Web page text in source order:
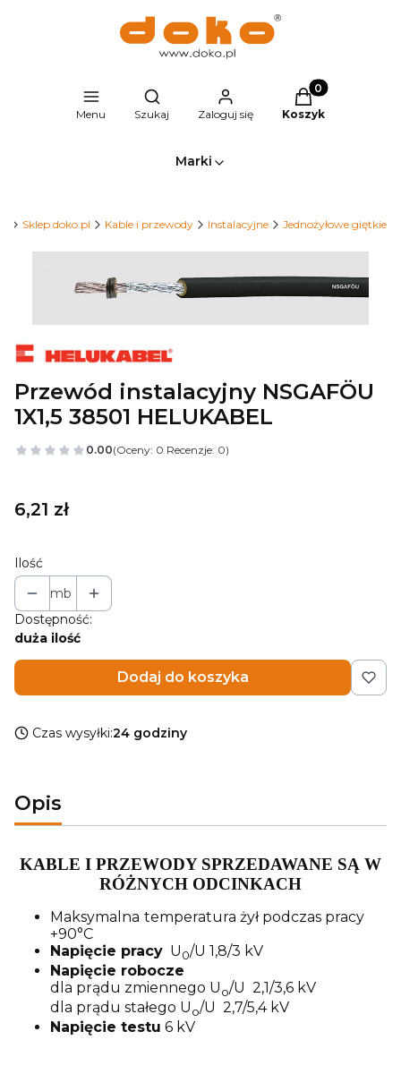
Menu
Otwórz wyszukiwarkę
Szukaj Zaloguj się
Produkty w
Koszyk
Marki
Sklep.doko.pl Kable i przewody Instalacyjne Jednożyłowe giętkie
Przewód instalacyjny NSGAFÖU
1X1,5 38501 HELUKABEL
0.00(Oceny: 0 Recenzje: 0)
Cena
6,21 zł
Ilość
mb
Dostępność:
duża ilość
Dodaj do koszyka
Czas wysyłki:24 godziny
Opis
KABLE I PRZEWODY SPRZEDAWANE SĄ W
RÓŻNYCH ODCINKACH
Maksymalna temperatura żył podczas pracy
+90°C
Napięcie pracy U0/U 1,8/3 kV
Napięcie robocze
dla prądu zmiennego Uo/U 2,1/3,6 kV
dla prądu stałego Uo/U 2,7/5,4 kV
Napięcie testu 6 kV